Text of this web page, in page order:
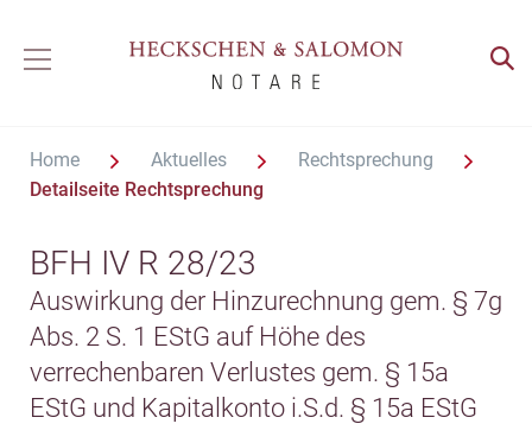
Home Aktuelles
Rechtsprechung
Detailseite Rechtsprechung
BFH IV R 28/23
Auswirkung der Hinzurechnung gem. § 7g
Abs. 2 S. 1 EStG auf Höhe des
verrechenbaren Verlustes gem. § 15a
EStG und Kapitalkonto i.S.d. § 15a EStG